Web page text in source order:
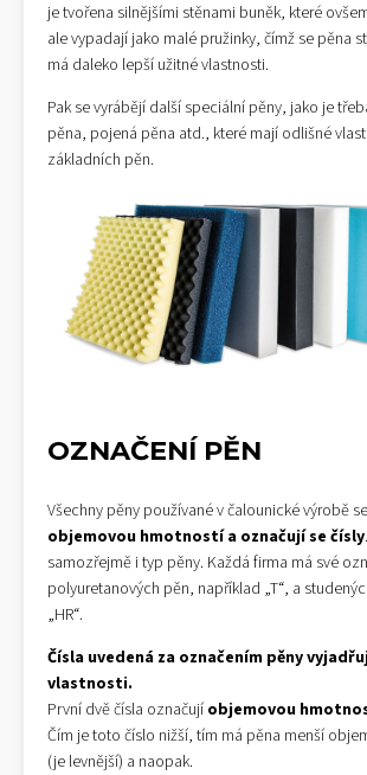
je tvořena silnějšími stěnami buněk, které
ale vypadají jako malé pružinky, čímž se pěna
má daleko lepší užitné vlastnosti.
Pak se vyrábějí další speciální pěny, jako je
pěna, pojená pěna atd., které mají odlišné
základních pěn.
OZNAČENÍ PĚN
Všechny pěny používané v čalounické výrobě
objemovou hmotností a označují se čísly
samozřejmě i typ pěny. Každá firma má své
polyuretanových pěn, například „T“, a
„HR“.
Čísla uvedená za označením pěny
vlastnosti.
První dvě čísla označují objemovou
Čím je toto číslo nižší, tím má pěna menší
(je levnější) a naopak.